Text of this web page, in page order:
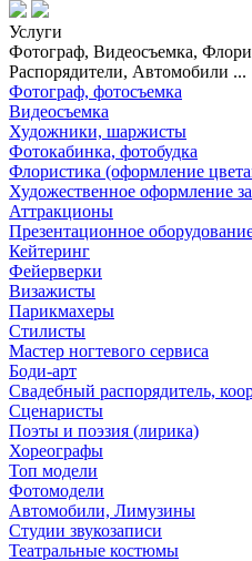
Услуги
Фотограф, Видеосъемка,
Распорядители, Автомобили ...
Фотограф, фотосъемка
Видеосъемка
Художники, шаржисты
Фотокабинка, фотобудка
Флористика (оформление
Художественное оформление
Аттракционы
Презентационное
Кейтеринг
Фейерверки
Визажисты
Парикмахеры
Стилисты
Мастер ногтевого сервиса
Боди-арт
Свадебный распорядитель,
Сценаристы
Поэты и поэзия (лирика)
Хореографы
Топ модели
Фотомодели
Автомобили, Лимузины
Студии звукозаписи
Театральные костюмы